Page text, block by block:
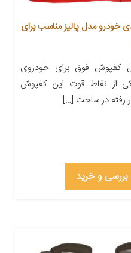
مدل پالیز مناسب برای
کفپوش فوق برای خودروی
از نقاط قوت این کفپوش
رفته در ساخت […]
بررسی و خرید